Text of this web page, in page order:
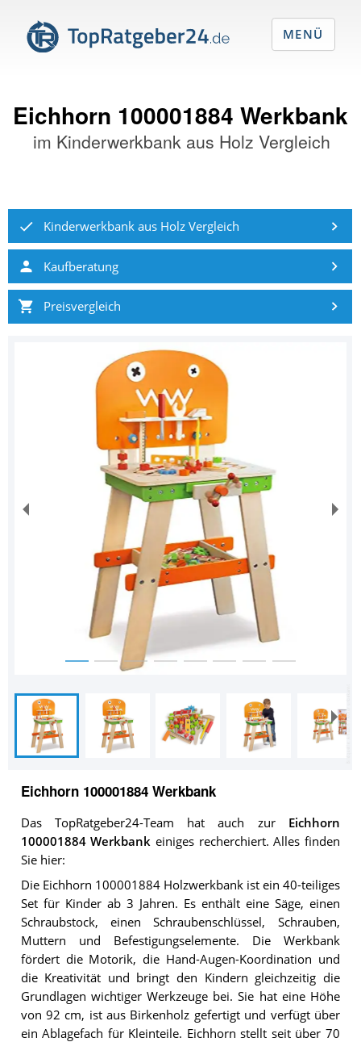
Eichhorn 100001884 Werkbank
im Kinderwerkbank aus Holz Vergleich
Kinderwerkbank aus Holz Vergleich
Kaufberatung
Preisvergleich
Eichhorn 100001884 Werkbank
Das TopRatgeber24-Team hat auch zur Eichhorn
100001884 Werkbank einiges recherchiert. Alles finden
Sie hier:
Die Eichhorn 100001884 Holzwerkbank ist ein 40-teiliges
Set für Kinder ab 3 Jahren. Es enthält eine Säge, einen
Schraubstock, einen Schraubenschlüssel, Schrauben,
Muttern und Befestigungselemente. Die Werkbank
fördert die Motorik, die Hand-Augen-Koordination und
die Kreativität und bringt den Kindern gleichzeitig die
Grundlagen wichtiger Werkzeuge bei. Sie hat eine Höhe
von 92 cm, ist aus Birkenholz gefertigt und verfügt über
ein Ablagefach für Kleinteile. Eichhorn stellt seit über 70
MENÜ